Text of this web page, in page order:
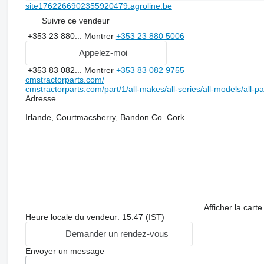
site1762266902355920479.agroline.be
Suivre ce vendeur
+353 23 880... Montrer +353 23 880 5006
Appelez-moi
+353 83 082... Montrer +353 83 082 9755
cmstractorparts.com/
cmstractorparts.com/part/1/all-makes/all-series/all-models/all-
Adresse
Irlande, Courtmacsherry, Bandon Co. Cork
Afficher la carte
Heure locale du vendeur: 15:47 (IST)
Demander un rendez-vous
Envoyer un message